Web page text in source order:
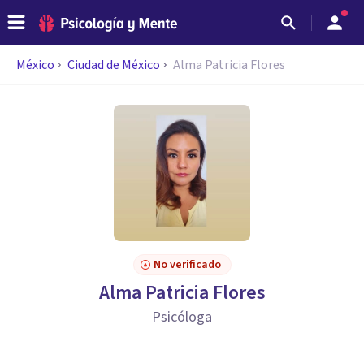
México Ciudad de México Alma Patricia Flores
No verificado
Alma Patricia Flores
Psicóloga